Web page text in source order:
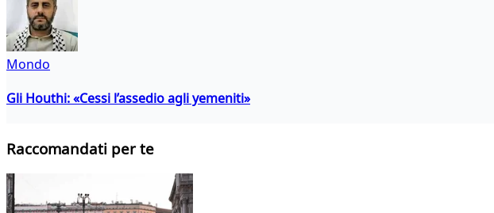
Mondo
Gli Houthi: «Cessi l’assedio agli yemeniti»
Raccomandati per te